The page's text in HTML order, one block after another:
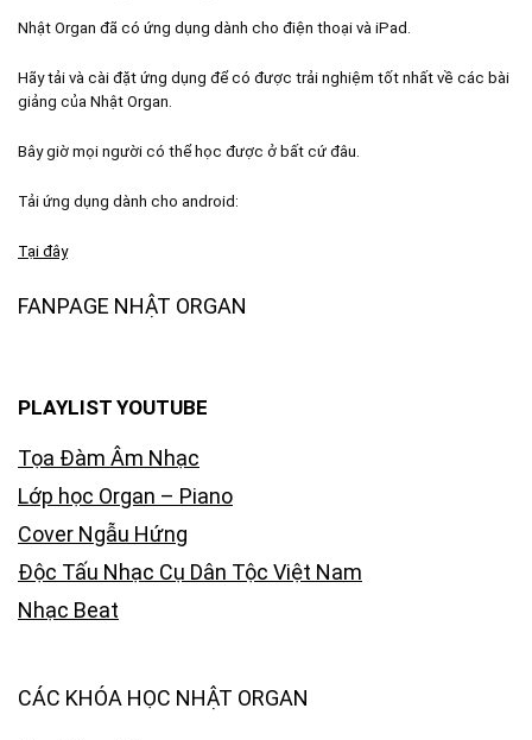
Nhật Organ đã có ứng dụng dành cho điện thoại và iPad.
Hãy tải và cài đặt ứng dụng để có được trải nghiệm tốt nhất về các bài
giảng của Nhật Organ.
Bây giờ mọi người có thể học được ở bất cứ đâu.
Tải ứng dụng dành cho android:
Tại đây
FANPAGE NHẬT ORGAN
PLAYLIST YOUTUBE
Tọa Đàm Âm Nhạc
Lớp học Organ – Piano
Cover Ngẫu Hứng
Độc Tấu Nhạc Cụ Dân Tộc Việt Nam
Nhạc Beat
CÁC KHÓA HỌC NHẬT ORGAN